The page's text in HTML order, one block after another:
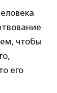
чтобы
его